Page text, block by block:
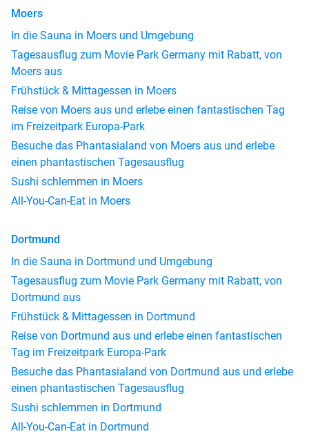
Moers
In die Sauna in Moers und Umgebung
Tagesausflug zum Movie Park Germany mit Rabatt, von
Moers aus
Frühstück & Mittagessen in Moers
Reise von Moers aus und erlebe einen fantastischen Tag
im Freizeitpark Europa-Park
Besuche das Phantasialand von Moers aus und erlebe
einen phantastischen Tagesausflug
Sushi schlemmen in Moers
All-You-Can-Eat in Moers
Dortmund
In die Sauna in Dortmund und Umgebung
Tagesausflug zum Movie Park Germany mit Rabatt, von
Dortmund aus
Frühstück & Mittagessen in Dortmund
Reise von Dortmund aus und erlebe einen fantastischen
Tag im Freizeitpark Europa-Park
Besuche das Phantasialand von Dortmund aus und erlebe
einen phantastischen Tagesausflug
Sushi schlemmen in Dortmund
All-You-Can-Eat in Dortmund